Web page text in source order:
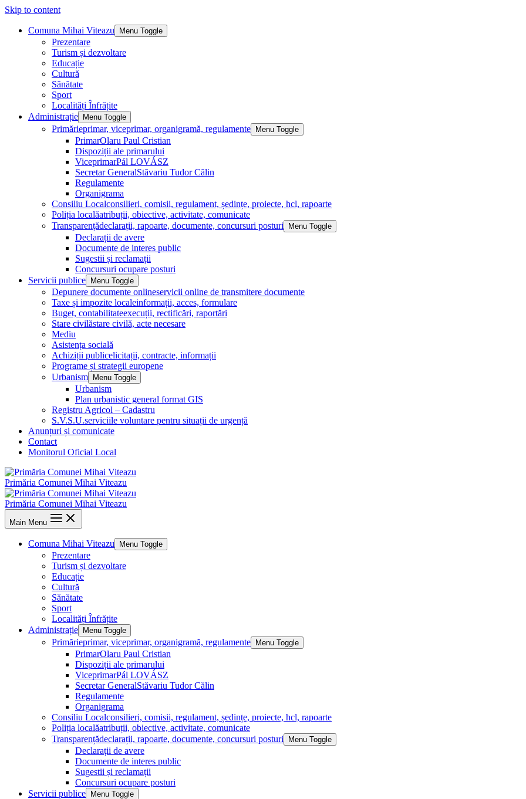
Skip to content
Comuna Mihai Viteazu Menu Toggle
Prezentare
Turism și dezvoltare
Educație
Cultură
Sănătate
Sport
Localități Înfrățite
Administrație
Menu Toggle
Primărieprimar, viceprimar, organigramă, regulamente Menu Toggle
PrimarOlaru Paul Cristian
Dispoziții ale primarului
ViceprimarPál LOVÁSZ
Secretar GeneralStăvariu Tudor Călin
Regulamente
Organigrama
Consiliu Localconsilieri, comisii, regulament, ședințe, proiecte, hcl, rapoarte
Poliția localăatribuții, obiective, activitate, comunicate
Transparențădeclarații, rapoarte, documente, concursuri posturi Menu Toggle
Declarații de avere
Documente de interes public
Sugestii și reclamații
Concursuri ocupare posturi
Servicii publice
Menu Toggle
Depunere documente onlineservicii online de transmitere documente
Taxe și impozite localeinformații, acces, formulare
Buget, contabilitateexecuții, rectificări, raportări
Stare civilăstare civilă, acte necesare
Mediu
Asistența socială
Achiziții publicelicitații, contracte, informații
Programe și strategii europene
Urbanism
Menu Toggle
Urbanism
Plan urbanistic general format GIS
Registru Agricol – Cadastru
S.V.S.U.serviciile voluntare pentru situații de urgență
Anunțuri și comunicate
Contact
Monitorul Oficial Local
Primăria Comunei Mihai Viteazu
Primăria Comunei Mihai Viteazu
Main Menu
Comuna Mihai Viteazu Menu Toggle
Prezentare
Turism și dezvoltare
Educație
Cultură
Sănătate
Sport
Localități Înfrățite
Administrație
Menu Toggle
Primărieprimar, viceprimar, organigramă, regulamente Menu Toggle
PrimarOlaru Paul Cristian
Dispoziții ale primarului
ViceprimarPál LOVÁSZ
Secretar GeneralStăvariu Tudor Călin
Regulamente
Organigrama
Consiliu Localconsilieri, comisii, regulament, ședințe, proiecte, hcl, rapoarte
Poliția localăatribuții, obiective, activitate, comunicate
Transparențădeclarații, rapoarte, documente, concursuri posturi Menu Toggle
Declarații de avere
Documente de interes public
Sugestii și reclamații
Concursuri ocupare posturi
Servicii publice
Menu Toggle